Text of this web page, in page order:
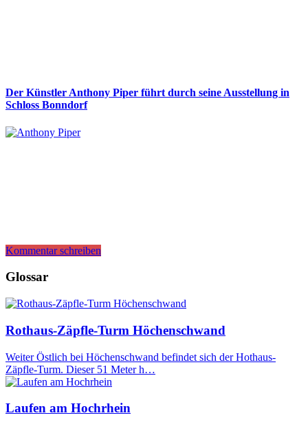
Der Künstler Anthony Piper führt durch seine Ausstellung in
Schloss Bonndorf
Kommentar schreiben
Glossar
Rothaus-Zäpfle-Turm Höchenschwand
Weiter Östlich bei Höchenschwand befindet sich der Hothaus-
Zäpfle-Turm. Dieser 51 Meter h…
Laufen am Hochrhein